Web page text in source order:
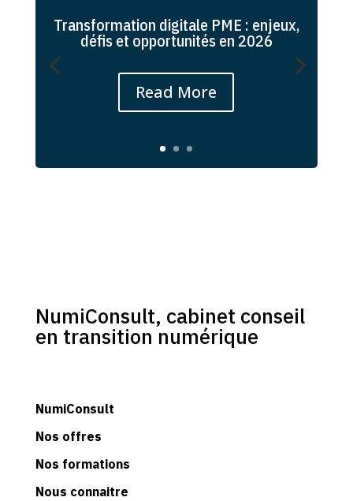
Transformation digitale PME : enjeux,
défis et opportunités en 2026
Read More
NumiConsult, cabinet conseil
en transition numérique
NumiConsult
Nos offres
Nos formations
Nous connaitre